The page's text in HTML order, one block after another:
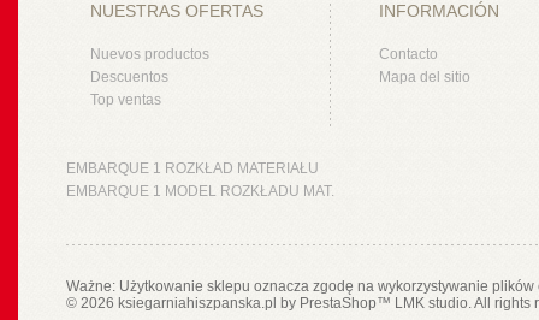
NUESTRAS OFERTAS
Nuevos productos
Descuentos
Top ventas
INFORMACIÓN
Contacto
Mapa del sitio
EMBARQUE 1 ROZKŁAD MATERIAŁU
EMBARQUE 1 MODEL ROZKŁADU MAT.
Ważne: Użytkowanie sklepu oznacza zgodę na wykorzystywanie
© 2026 ksiegarniahiszpanska.pl by PrestaShop™ LMK studio. All rights